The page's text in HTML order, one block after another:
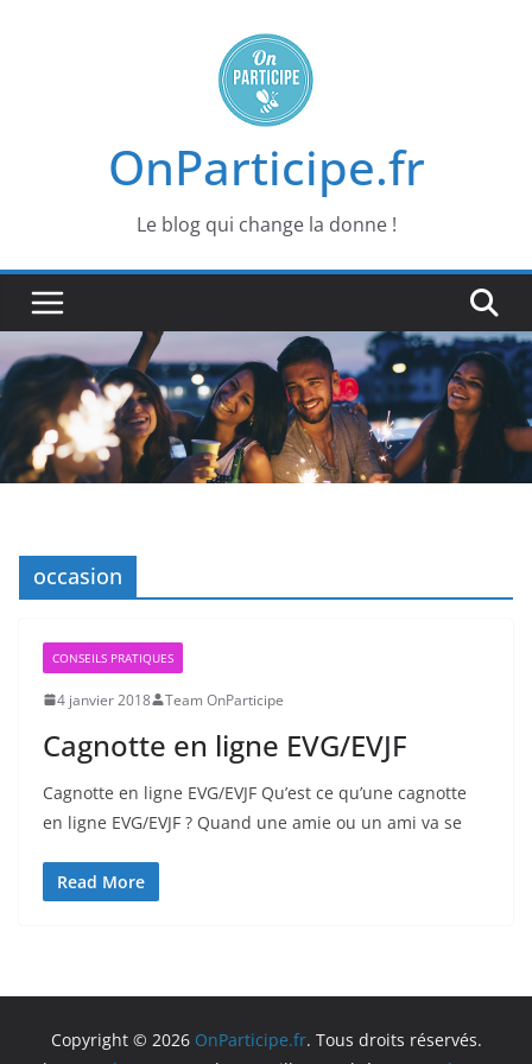
OnParticipe.fr
Le blog qui change la donne !
occasion
CONSEILS PRATIQUES
4 janvier 2018 Team OnParticipe
Cagnotte en ligne EVG/EVJF
Cagnotte en ligne EVG/EVJF Qu’est ce qu’une cagnotte
en ligne EVG/EVJF ? Quand une amie ou un ami va se
Read More
Copyright © 2026 OnParticipe.fr. Tous droits réservés.